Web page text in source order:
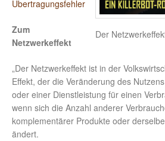
Der
Übertragungsfehler
Zum
Netzwerkeffekt
„Der Netzwerkeffekt ist in der
Effekt, der die Veränderung des
oder einer Dienstleistung für einen
wenn sich die Anzahl anderer
komplementärer Produkte oder
ändert.